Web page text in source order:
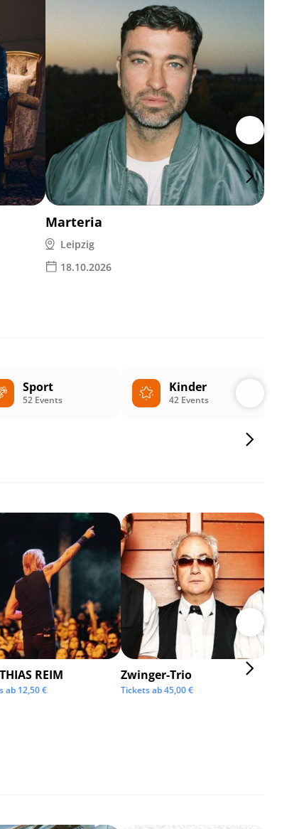
Marteria
Leipzig
18.10.2026
Sport
52 Events
Kinder
42 Events
REIM
ab 12,50€
Zwinger-Trio
Tickets ab45,00€